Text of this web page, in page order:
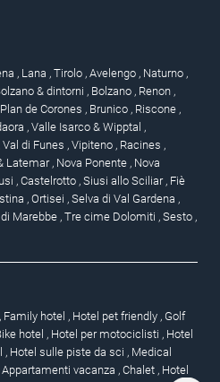
, Lana , Tirolo , Avelengo , Naturno ,
& dintorni , Bolzano , Renon ,
de Corones , Brunico , Riscone ,
, Valle Isarco & Wipptal ,
Val di Funes , Vipiteno , Racines ,
Latemar, Nova Ponente , Nova
, Castelrotto , Siusi allo Sciliar , Fiè
, Ortisei , Selva di Val Gardena ,
Marebbe , Tre cime Dolomiti , Sesto ,
, Family hotel , Hotel pet friendly , Golf
hotel , Hotel per motociclisti , Hotel
, Hotel sulle piste da sci , Medical
Appartamenti vacanza , Chalet , Hotel